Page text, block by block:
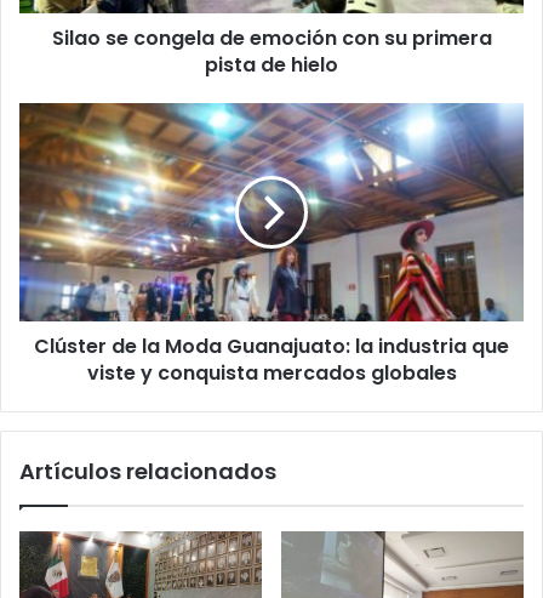
pista
Silao se congela de emoción con su primera
pista de hielo
Clúster
de
Moda
Guanajuato:
la
industria
que
viste
conquista
Clúster de la Moda Guanajuato: la industria que
viste y conquista mercados globales
Artículos relacionados